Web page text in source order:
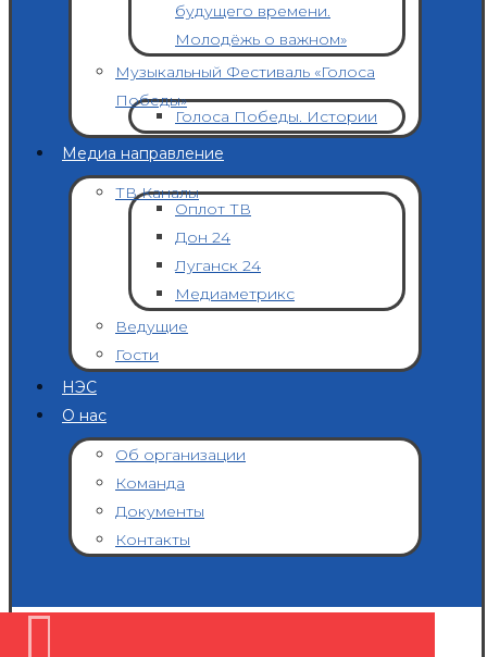
будущего времени.
Молодёжь о важном»
Музыкальный Фестиваль «Голоса
Победы»
Голоса Победы. Истории
Медиа направление
ТВ Каналы
Оплот ТВ
Дон 24
Луганск 24
Медиаметрикс
Ведущие
Гости
НЭС
О нас
Об организации
Команда
Документы
Контакты